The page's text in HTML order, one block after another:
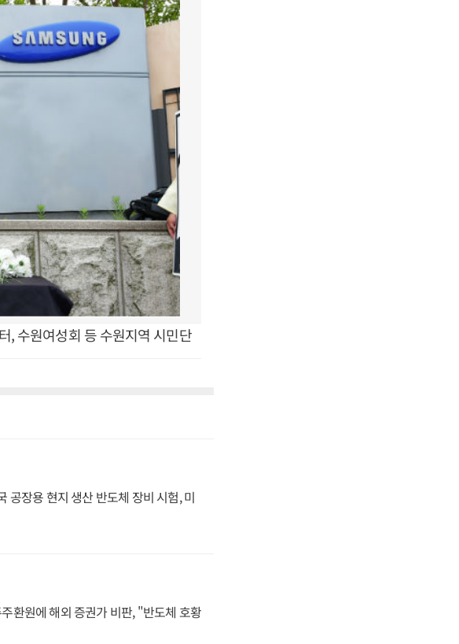
, 수원여성회 등 수원지역 시민단
공장용 현지 생산 반도체 장비 시험, 미
환원에 해외 증권가 비판, "반도체 호황